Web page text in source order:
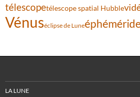
télescopetélescope spatial Hubble
Vénuséclipse de Lune
LA LUNE